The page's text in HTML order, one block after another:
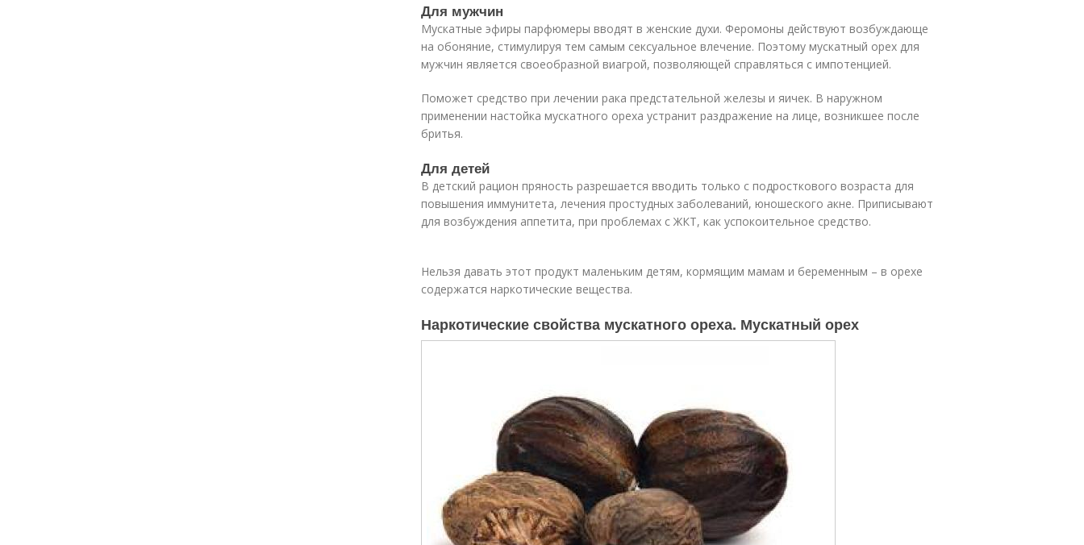
Для мужчин
Мускатные эфиры парфюмеры вводят в женские духи. Феромоны действуют возбуждающе
на обоняние, стимулируя тем самым сексуальное влечение. Поэтому мускатный орех для
мужчин является своеобразной виагрой, позволяющей справляться с импотенцией.
Поможет средство при лечении рака предстательной железы и яичек. В наружном
применении настойка мускатного ореха устранит раздражение на лице, возникшее после
бритья.
Для детей
В детский рацион пряность разрешается вводить только с подросткового возраста для
повышения иммунитета, лечения простудных заболеваний, юношеского акне. Приписывают
для возбуждения аппетита, при проблемах с ЖКТ, как успокоительное средство.
Нельзя давать этот продукт маленьким детям, кормящим мамам и беременным – в орехе
содержатся наркотические вещества.
Наркотические свойства мускатного ореха. Мускатный орех